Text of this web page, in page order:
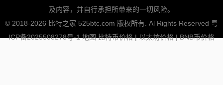
及内容，并自行承担所带来的一切风险。
© 2018-2026 比特之家 525btc.com 版权所有. Al Rights Reserved 粤
ICP备2025508278号-1 地图 比特币价格|以太坊价格|BNB币价格